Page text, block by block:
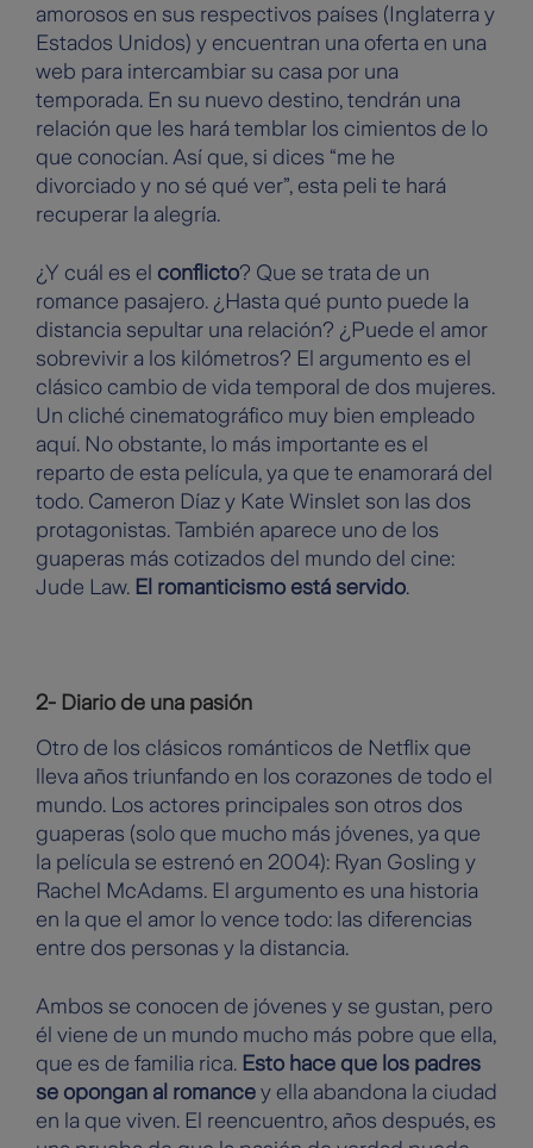
amorosos en sus respectivos países (Inglaterra y
Estados Unidos) y encuentran una oferta en una
web para intercambiar su casa por una
temporada. En su nuevo destino, tendrán una
relación que les hará temblar los cimientos de lo
que conocían. Así que, si dices “me he
divorciado y no sé qué ver”, esta peli te hará
recuperar la alegría.
¿Y cuál es el conflicto? Que se trata de un
romance pasajero. ¿Hasta qué punto puede la
distancia sepultar una relación? ¿Puede el amor
sobrevivir a los kilómetros? El argumento es el
clásico cambio de vida temporal de dos mujeres.
Un cliché cinematográfico muy bien empleado
aquí. No obstante, lo más importante es el
reparto de esta película, ya que te enamorará del
todo. Cameron Díaz y Kate Winslet son las dos
protagonistas. También aparece uno de los
guaperas más cotizados del mundo del cine:
Jude Law. El romanticismo está servido.
2- Diario de una pasión
Otro de los clásicos románticos de Netflix que
lleva años triunfando en los corazones de todo el
mundo. Los actores principales son otros dos
guaperas (solo que mucho más jóvenes, ya que
la película se estrenó en 2004): Ryan Gosling y
Rachel McAdams. El argumento es una historia
en la que el amor lo vence todo: las diferencias
entre dos personas y la distancia.
Ambos se conocen de jóvenes y se gustan, pero
él viene de un mundo mucho más pobre que ella,
que es de familia rica. Esto hace que los padres
se opongan al romance y ella abandona la ciudad
en la que viven. El reencuentro, años después, es